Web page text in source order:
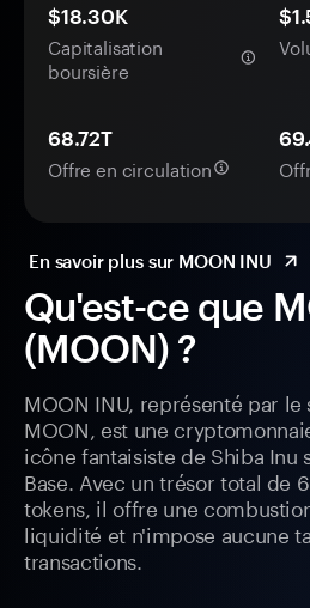
Qu'est-ce que
(MOON) ?
MOON INU, représenté par
MOON, est une
icône fantaisiste de Shiba Inu
Base. Avec un trésor total de
tokens, il offre une
liquidité et n'impose aucune
transactions.
$18.30K
Capitalisation
boursière
68.72T
Offre en circulation
En savoir plus sur MOON INU